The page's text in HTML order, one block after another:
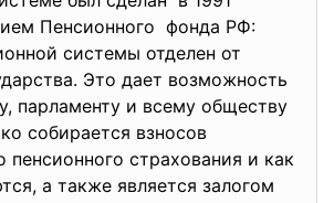
Пенсионного фонда РФ:
системы отделен от
Это дает возможность
парламенту и всему обществу
собирается взносов
пенсионного страхования и как
а также является залогом